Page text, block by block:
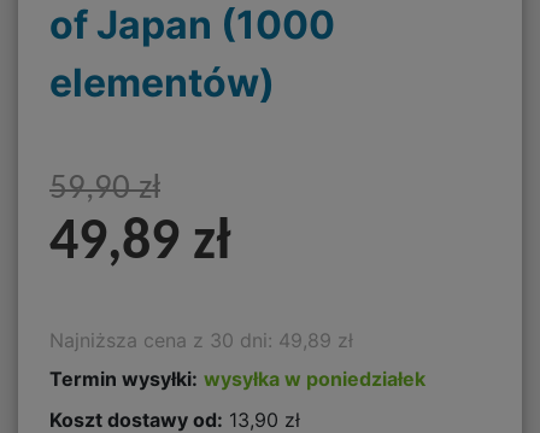
of Japan (1000
elementów)
59,90 zł
49,89 zł
Najniższa cena z 30 dni: 49,89 zł
Termin wysyłki: wysyłka w poniedziałek
Koszt dostawy od: 13,90 zł